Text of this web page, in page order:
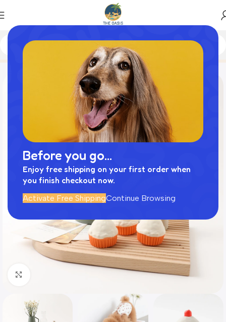
Before you go...
Enjoy free shipping on your first order when
you finish checkout now.
Activate Free ShippingContinue Browsing
Home シリコンカップケーキ